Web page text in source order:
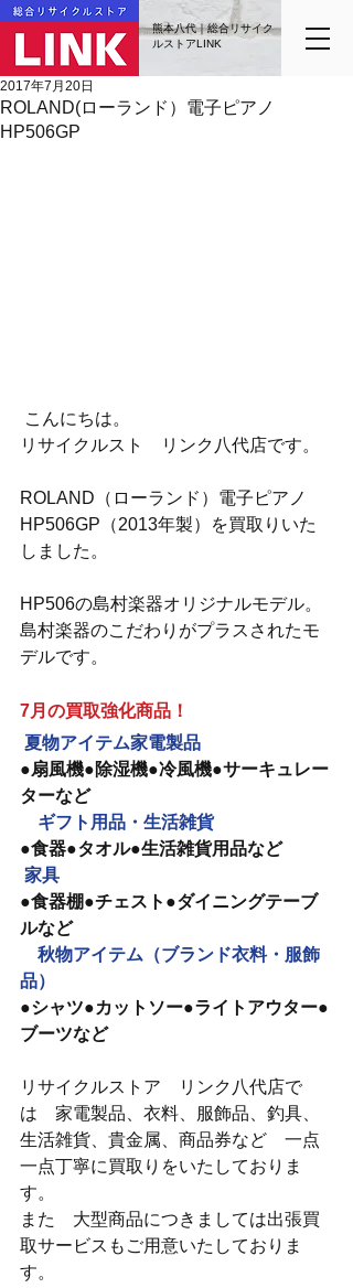
熊本八代｜総合リサイク
ルストアLINK
ROLAND(ローランド）電子ピアノ
HP506GP
2017年7月20日
こんにちは。
リサイクルスト　リンク八代店です。
ROLAND（ローランド）電子ピアノ
HP506GP（2013年製）を買取りいた
しました。
HP506の島村楽器オリジナルモデル。
島村楽器のこだわりがプラスされたモ
デルです。
7月の買取強化商品！
夏物アイテム家電製品
●扇風機●除湿機●冷風機●サーキュレー
ターなど
ギフト用品・生活雑貨
●食器●タオル●生活雑貨用品など
家具
●食器棚●チェスト●ダイニングテーブ
ルなど
秋物アイテム（ブランド衣料・服飾
品）
●シャツ●カットソー●ライトアウター●
ブーツなど
リサイクルストア　リンク八代店で
は　家電製品、衣料、服飾品、釣具、
生活雑貨、貴金属、商品券など　一点
一点丁寧に買取りをいたしておりま
す。
また　大型商品につきましては出張買
取サービスもご用意いたしておりま
す。